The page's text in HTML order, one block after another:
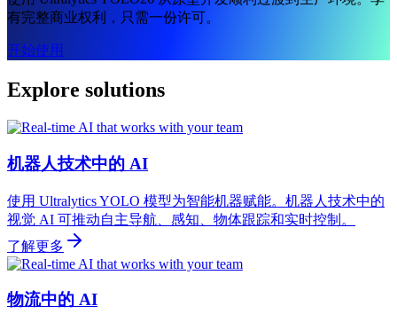
有完整商业权利，只需一份许可。
开始使用
Explore solutions
机器人技术中的 AI
使用 Ultralytics YOLO 模型为智能机器赋能。机器人技术中的
视觉 AI 可推动自主导航、感知、物体跟踪和实时控制。
了解更多
物流中的 AI